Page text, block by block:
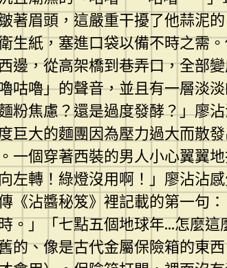
著眉頭，這嚴重干擾了他蒜泥
生紙，塞進口袋以備不時之需
邊，從高架橋到巷弄口，全部
咕嚕」的聲音，並且有一層淡
粉焦慮？還是過度發酵？」廖
巨大的麵團因為壓力過大而散
一個穿著西裝的男人小心翼翼
左轉！綠燈沒用啊！」廖沾沾
《沾醬秘笈》裡記載的第一句
。」「七點五個地球年…怎麼
的、像是古代金屬保險箱的東